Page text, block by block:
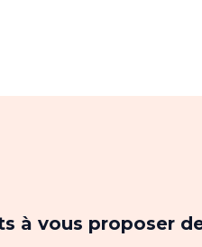
à vous proposer